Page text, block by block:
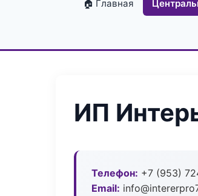
🏠 Главная
ИП
Телефон: +7 (953)
Email: